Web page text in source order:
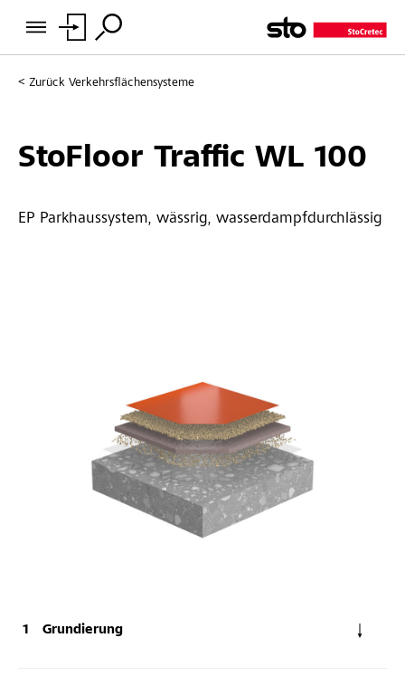
Zurück Verkehrsflächensysteme
StoFloor Traffic WL 100
EP Parkhaussystem, wässrig, wasserdampfdurchlässig
Grundierung